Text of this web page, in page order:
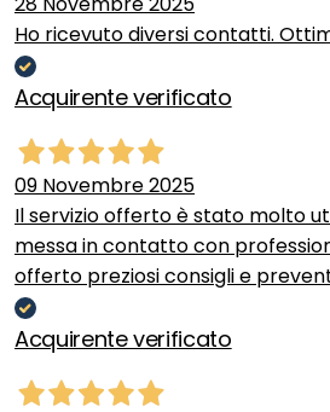
Ho ricevuto diversi contatti.
Acquirente verificato
09 Novembre 2025
Il servizio offerto è stato molto
messa in contatto con
offerto preziosi consigli e
Acquirente verificato